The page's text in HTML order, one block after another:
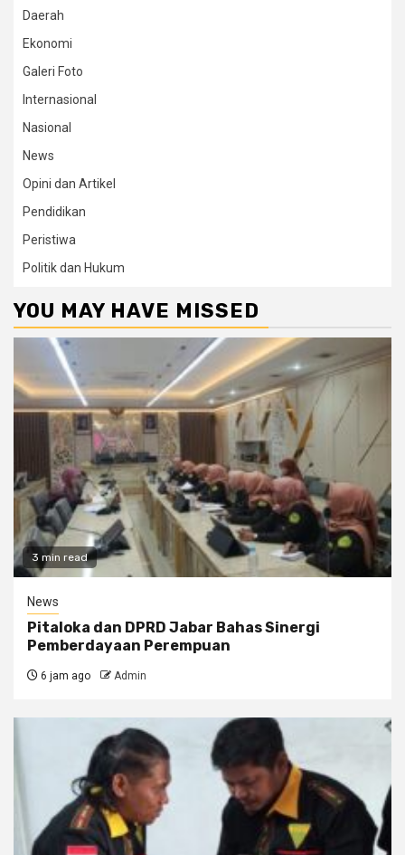
Daerah
Ekonomi
Galeri Foto
Internasional
Nasional
News
Opini dan Artikel
Pendidikan
Peristiwa
Politik dan Hukum
YOU MAY HAVE MISSED
3 min read
News
Pitaloka dan DPRD Jabar Bahas Sinergi
Pemberdayaan Perempuan
6 jam ago Admin